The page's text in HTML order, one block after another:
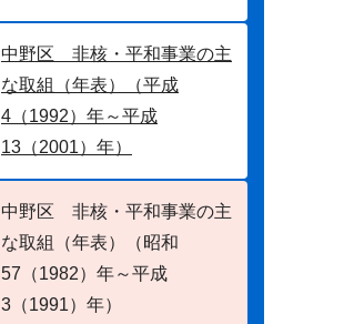
中野区 非核・平和事業の主
な取組（年表）（平成
4（1992）年～平成
13（2001）年）
中野区 非核・平和事業の主
な取組（年表）（昭和
57（1982）年～平成
3（1991）年）